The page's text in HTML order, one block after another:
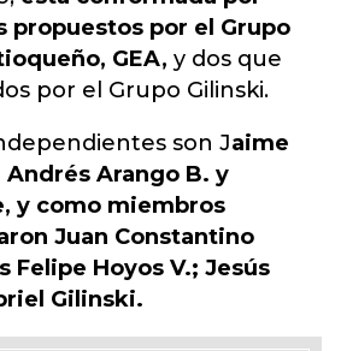
propuestos por el Grupo
GEA, y dos que
por el Grupo Gilinski.
son Jaime
Arango B. y
y como miembros
Juan Constantino
Felipe Hoyos V.; Jesús
Gilinski.